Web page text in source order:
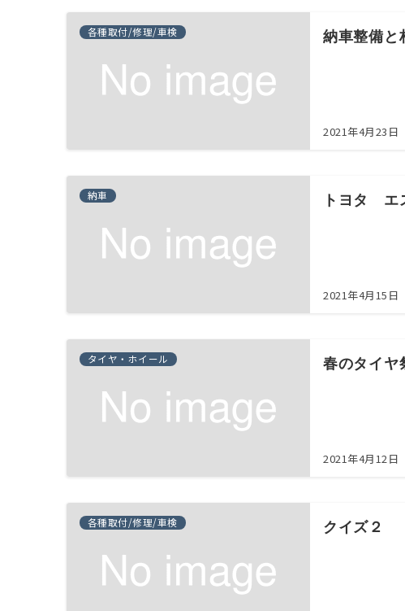
各種取付/修理/車検 納車整備と
2021年4月23日
納車 トヨタ エ
2021年4月15日
タイヤ・ホイール 春のタイヤ
2021年4月12日
各種取付/修理/車検 クイズ２